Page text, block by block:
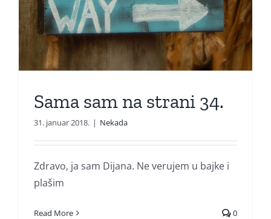
Sama sam na strani 34.
31. januar 2018. | Nekada
Zdravo, ja sam Dijana. Ne verujem u bajke i
plašim
Read More 0